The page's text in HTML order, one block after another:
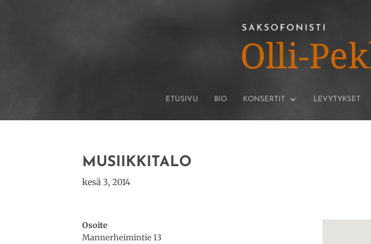
ETUSIVU BIO KONSERTIT LEVYTYKSET
MUSIIKKITALO
kesä 3, 2014
Osoite
Mannerheimintie 13